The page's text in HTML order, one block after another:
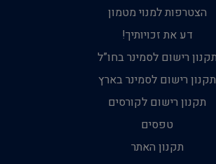
הצטרפות למנוי מטמון
דע את זכויותיך!
תקנון רישום לסמינר בחו”ל
תקנון רישום לסמינר בארץ
תקנון רישום לקורסים
טפסים
תקנון האתר